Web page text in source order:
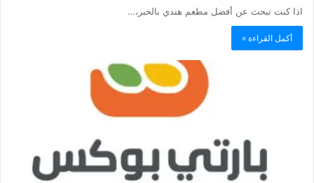
اذا كنت تبحث عن أفضل مطعم هندي بالخبر،…
أكمل القراءة »